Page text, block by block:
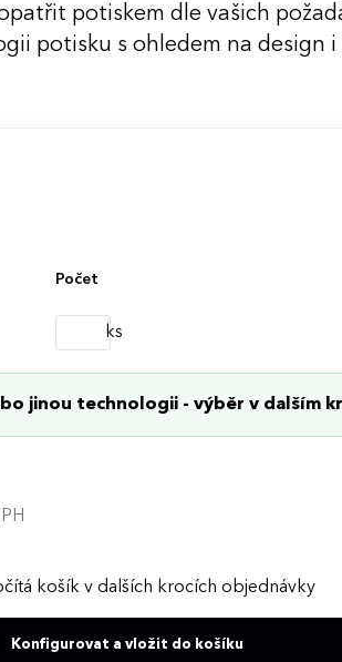
potiskem dle vašich
potisku s ohledem na design i
Počet
ks
jinou technologii - výběr v dalším
košík v dalších krocích objednávky
Konfigurovat a vložit do košíku